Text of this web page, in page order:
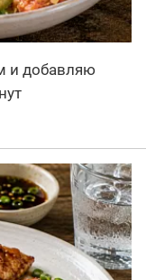
и добавляю